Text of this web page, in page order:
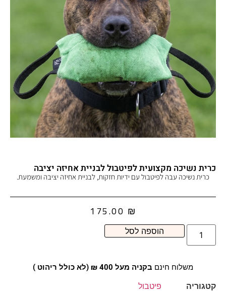
כרית נשיכה מקצועית לפיטבול לבניית אחיזה יציבה
כרית נשיכה עבה לפיטבול עם ידיות חזקות, לבניית אחיזה יציבה ומשמעת.
175.00 ₪
הוספה לסל
משלוח חינם בקניה מעל 400 ₪ (לא כולל ריהוט )
קטגוריה פיטבול